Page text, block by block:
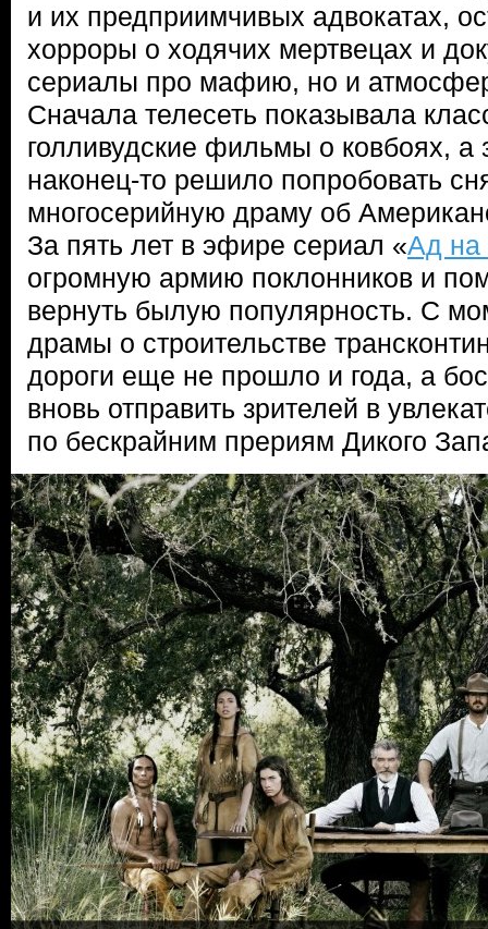
и их предприимчивых адвокатах,
хорроры о ходячих мертвецах и
сериалы про мафию, но и
Сначала телесеть показывала
голливудские фильмы о ковбоях, а
наконец-то решило попробовать
многосерийную драму об
За пять лет в эфире сериал «Ад на
огромную армию поклонников и
вернуть былую популярность. С
драмы о строительстве
дороги еще не прошло и года, а
вновь отправить зрителей в
по бескрайним прериям Дикого